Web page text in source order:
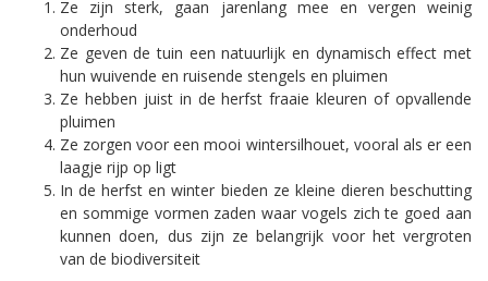
Ze zijn sterk, gaan jarenlang mee en vergen weinig
onderhoud
Ze geven de tuin een natuurlijk en dynamisch effect met
hun wuivende en ruisende stengels en pluimen
Ze hebben juist in de herfst fraaie kleuren of opvallende
pluimen
Ze zorgen voor een mooi wintersilhouet, vooral als er een
laagje rijp op ligt
In de herfst en winter bieden ze kleine dieren beschutting
en sommige vormen zaden waar vogels zich te goed aan
kunnen doen, dus zijn ze belangrijk voor het vergroten
van de biodiversiteit